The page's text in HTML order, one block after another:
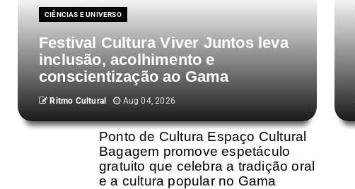
CIÊNCIAS E UNIVERSO
Festival Cultura Viver Juntos leva
inclusão, acolhimento e
conscientização ao Gama
Ritmo Cultural Aug 04, 2026
Ponto de Cultura Espaço Cultural
Bagagem promove espetáculo
gratuito que celebra a tradição oral
e a cultura popular no Gama